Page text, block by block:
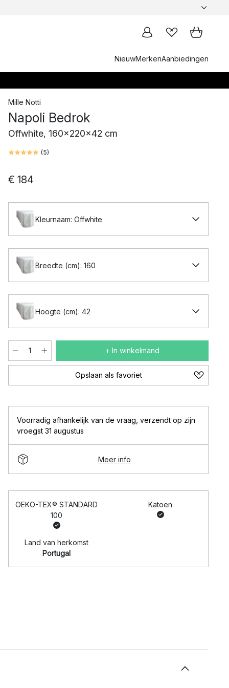
NieuwMerkenAanbiedingen
Mille Notti
Napoli Bedrok
Offwhite, 160x220x42 cm
(5)
€ 184
Kleurnaam: Offwhite
Breedte (cm): 160
Hoogte (cm): 42
+ In winkelmand
Opslaan als favoriet
Voorradig afhankelijk van de vraag verzendt op zijn
vroegst 31 augustus
Meer info
OEKO-TEX® STANDARD
100
Katoen
Land van herkomst
Portugal